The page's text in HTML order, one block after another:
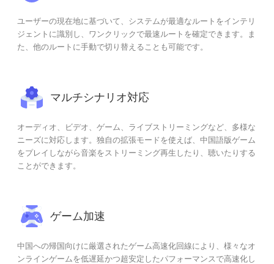
ユーザーの現在地に基づいて、システムが最適なルートをインテリ
ジェントに識別し、ワンクリックで最速ルートを確定できます。ま
た、他のルートに手動で切り替えることも可能です。
マルチシナリオ対応
オーディオ、ビデオ、ゲーム、ライブストリーミングなど、多様な
ニーズに対応します。独自の拡張モードを使えば、中国語版ゲーム
をプレイしながら音楽をストリーミング再生したり、聴いたりする
ことができます。
ゲーム加速
中国への帰国向けに厳選されたゲーム高速化回線により、様々なオ
ンラインゲームを低遅延かつ超安定したパフォーマンスで高速化し